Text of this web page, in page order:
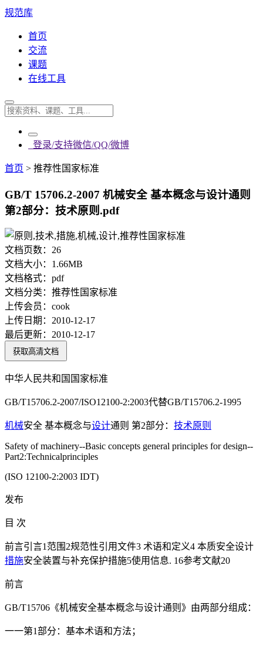
规范库
首页
交流
课题
在线工具
登录/支持微信/QQ/微博
首页 > 推荐性国家标准
GB/T 15706.2-2007 机械安全 基本概念与设计通则
第2部分：技术原则.pdf
文档页数： 26
文档大小： 1.66MB
文档格式： pdf
文档分类： 推荐性国家标准
上传会员： cook
上传日期： 2010-12-17
最后更新： 2010-12-17
获取高清文档
中华人民共和国国家标准
GB/T15706.2-2007/ISO12100-2:2003代替GB/T15706.2-1995
机械安全 基本概念与设计通则 第2部分： 技术原则
Safety of machinery--Basic concepts general principles for design--
Part2:Technicalprinciples
(ISO 12100-2:2003 IDT)
发布
目 次
前言引言1范围2规范性引用文件3 术语和定义4 本质安全设计
措施安全装置与补充保护措施5使用信息. 16参考文献20
前言
GB/T15706《机械安全基本概念与设计通则》由两部分组成：
一一第1部分：基本术语和方法；